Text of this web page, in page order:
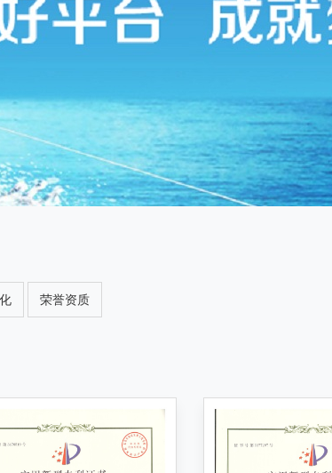
荣誉资质